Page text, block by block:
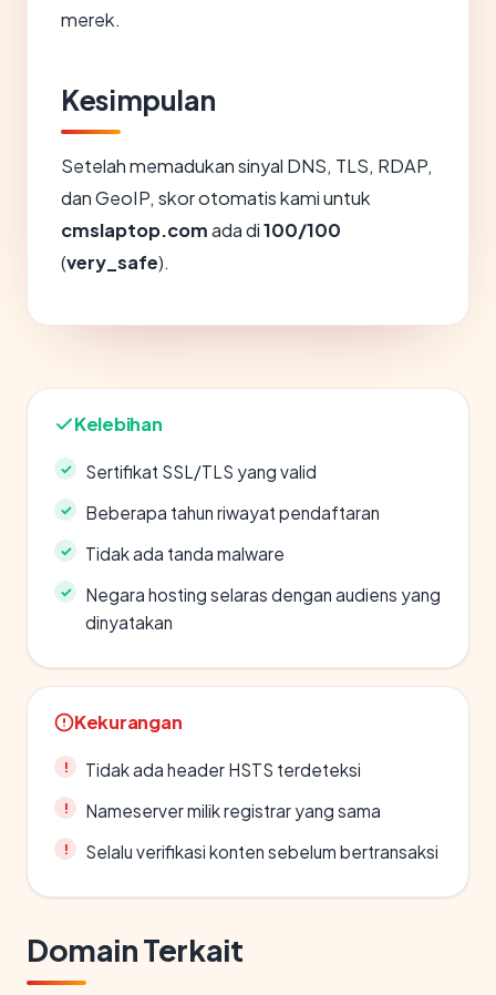
merek.
Kesimpulan
Setelah memadukan sinyal DNS, TLS, RDAP,
dan GeoIP, skor otomatis kami untuk
cmslaptop.comada di100/100
(very_safe).
Kelebihan
Sertifikat SSL/TLS yang valid
Beberapa tahun riwayat pendaftaran
Tidak ada tanda malware
Negara hosting selaras dengan audiens yang
dinyatakan
Kekurangan
Tidak ada header HSTS terdeteksi
Nameserver milik registrar yang sama
Selalu verifikasi konten sebelum bertransaksi
Domain Terkait